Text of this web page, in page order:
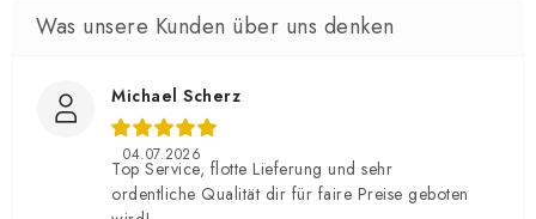
Michael Scherz
04.07.2026
Top Service, flotte Lieferung und sehr
ordentliche Qualität dir für faire Preise geboten